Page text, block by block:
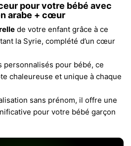
pour votre bébé avec
arabe + cœur
de votre enfant grâce à ce
la Syrie, complété d’un cœur
personnalisés pour bébé, ce
chaleureuse et unique à chaque
sans prénom, il offre une
pour votre bébé garçon